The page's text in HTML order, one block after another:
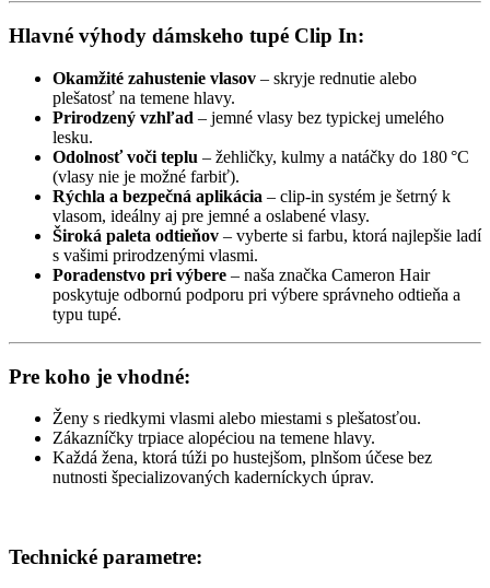
Hlavné výhody dámskeho tupé Clip In:
Okamžité zahustenie vlasov – skryje rednutie alebo
plešatosť na temene hlavy.
Prirodzený vzhľad – jemné vlasy bez typickej umelého
lesku.
Odolnosť voči teplu – žehličky, kulmy a natáčky do 180 °C
(vlasy nie je možné farbiť).
Rýchla a bezpečná aplikácia – clip-in systém je šetrný k
vlasom, ideálny aj pre jemné a oslabené vlasy.
Široká paleta odtieňov – vyberte si farbu, ktorá najlepšie ladí
s vašimi prirodzenými vlasmi.
Poradenstvo pri výbere – naša značka Cameron Hair
poskytuje odbornú podporu pri výbere správneho odtieňa a
typu tupé.
Pre koho je vhodné:
Ženy s riedkymi vlasmi alebo miestami s plešatosťou.
Zákazníčky trpiace alopéciou na temene hlavy.
Každá žena, ktorá túži po hustejšom, plnšom účese bez
nutnosti špecializovaných kaderníckych úprav.
Technické parametre: